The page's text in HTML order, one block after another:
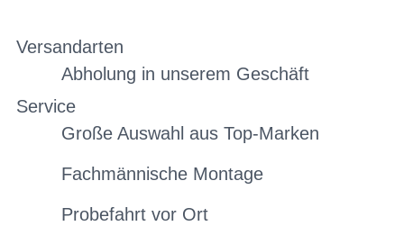
Versandarten
Abholung in unserem Geschäft
Service
Große Auswahl aus Top-Marken
Fachmännische Montage
Probefahrt vor Ort